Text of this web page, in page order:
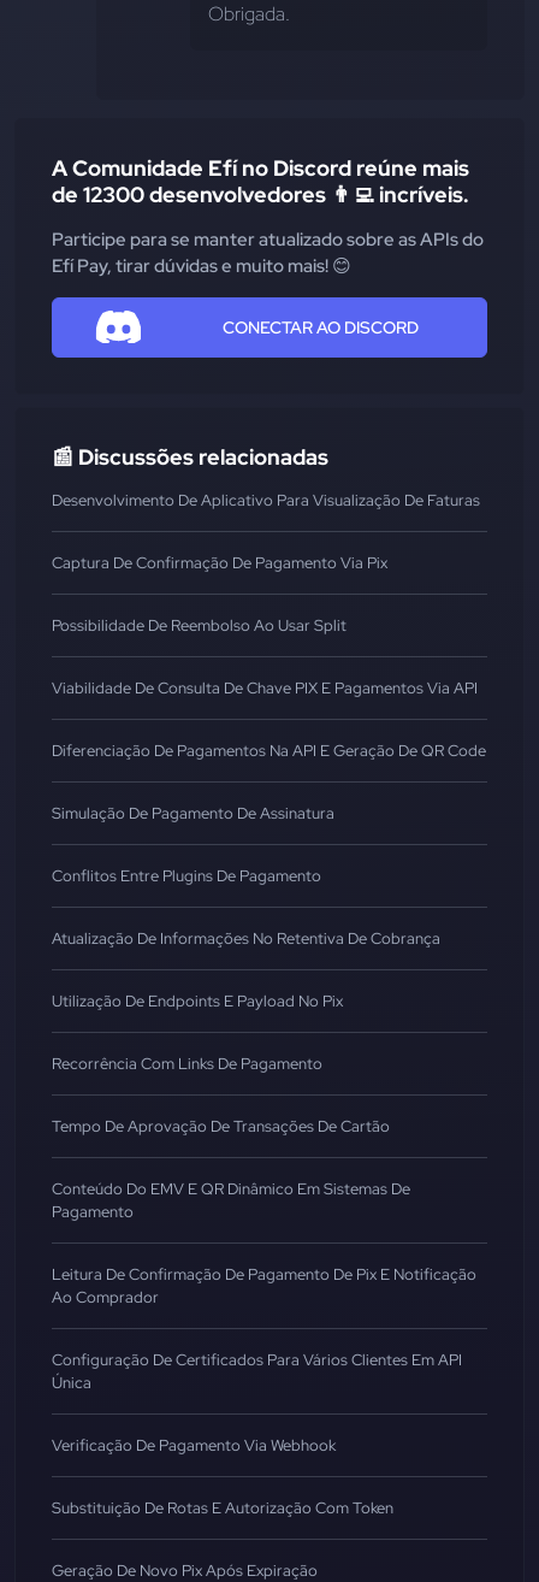
Obrigada.
A Comunidade Efí no Discord reúne mais
de 12300 desenvolvedores 👨‍💻 incríveis.
Participe para se manter atualizado sobre as APIs do
Efí Pay, tirar dúvidas e muito mais! 😊
CONECTAR AO DISCORD
📰 Discussões relacionadas
Desenvolvimento De Aplicativo Para Visualização De Faturas
Captura De Confirmação De Pagamento Via Pix
Possibilidade De Reembolso Ao Usar Split
Viabilidade De Consulta De Chave PIX E Pagamentos Via API
Diferenciação De Pagamentos Na API E Geração De QR Code
Simulação De Pagamento De Assinatura
Conflitos Entre Plugins De Pagamento
Atualização De Informações No Retentiva De Cobrança
Utilização De Endpoints E Payload No Pix
Recorrência Com Links De Pagamento
Tempo De Aprovação De Transações De Cartão
Conteúdo Do EMV E QR Dinâmico Em Sistemas De
Pagamento
Leitura De Confirmação De Pagamento De Pix E Notificação
Ao Comprador
Configuração De Certificados Para Vários Clientes Em API
Única
Verificação De Pagamento Via Webhook
Substituição De Rotas E Autorização Com Token
Geração De Novo Pix Após Expiração